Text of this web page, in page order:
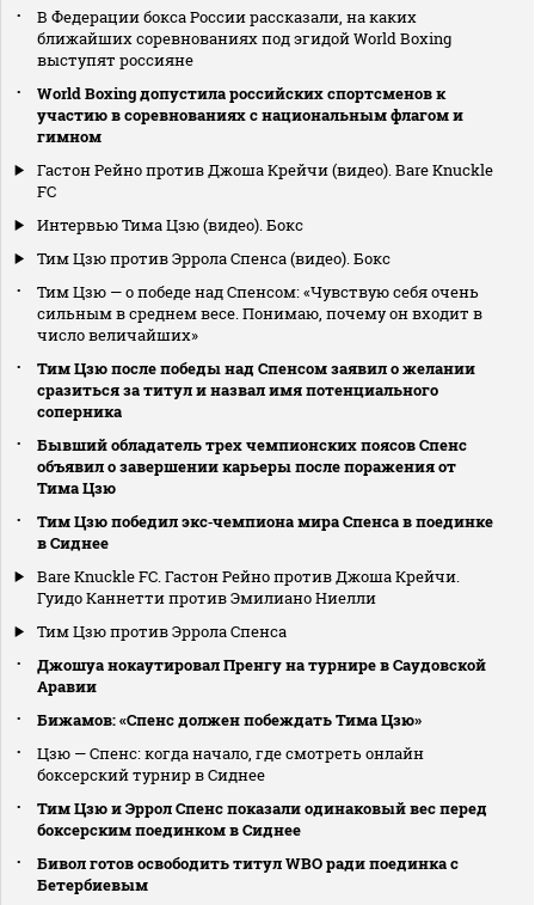
В Федерации бокса России рассказали, на каких
ближайших соревнованиях под эгидой World Boxing
выступят россияне
World Boxing допустила российских спортсменов к
участию в соревнованиях с национальным флагом и
гимном
Гастон Рейно против Джоша Крейчи (видео). Bare Knuckle
FC
Интервью Тима Цзю (видео). Бокс
Тим Цзю против Эррола Спенса (видео). Бокс
Тим Цзю — о победе над Спенсом: «Чувствую себя очень
сильным в среднем весе. Понимаю, почему он входит в
число величайших»
Тим Цзю после победы над Спенсом заявил о желании
сразиться за титул и назвал имя потенциального
соперника
Бывший обладатель трех чемпионских поясов Спенс
объявил о завершении карьеры после поражения от
Тима Цзю
Тим Цзю победил экс‑чемпиона мира Спенса в поединке
в Сиднее
Bare Knuckle FC. Гастон Рейно против Джоша Крейчи.
Гуидо Каннетти против Эмилиано Ниелли
Тим Цзю против Эррола Спенса
Джошуа нокаутировал Пренгу на турнире в Саудовской
Аравии
Бижамов: «Спенс должен побеждать Тима Цзю»
Цзю — Спенс: когда начало, где смотреть онлайн
боксерский турнир в Сиднее
Тим Цзю и Эррол Спенс показали одинаковый вес перед
боксерским поединком в Сиднее
Бивол готов освободить титул WBO ради поединка с
Бетербиевым